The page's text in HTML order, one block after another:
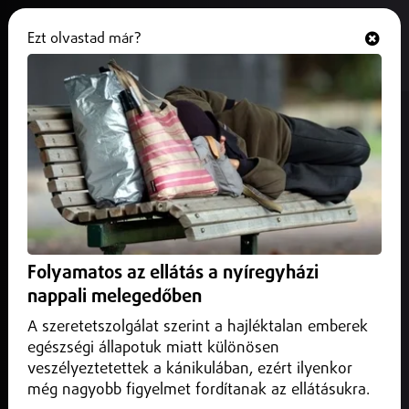
Útburkolat bontással járó
hibaelhárítási munkát végez a
Nyírségvíz
2025. március 03.Közlekedés infó
Útburkolat bontással járó hibaelhárítási munkát végez
Nyíregyházán, a Nyírség utca 44. szám előtt
Ezt olvastad már?
Folyamatos az ellátás a nyíregyházi
nappali melegedőben
A szeretetszolgálat szerint a hajléktalan emberek
egészségi állapotuk miatt különösen
veszélyeztetettek a kánikulában, ezért ilyenkor
még nagyobb figyelmet fordítanak az ellátásukra.